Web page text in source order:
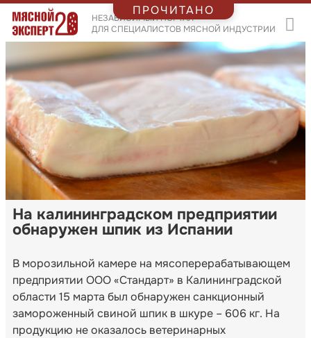
НЕЗАВИСИМЫЙ ПОРТАЛ
ДЛЯ СПЕЦИАЛИСТОВ МЯСНОЙ ИНДУСТРИИ
На калининградском предприятии
обнаружен шпик из Испании
В морозильной камере на мясоперерабатывающем
предприятии ООО «Стандарт» в Калининградской
области 15 марта был обнаружен санкционный
замороженный свиной шпик в шкуре – 606 кг. На
продукцию не оказалось ветеринарных
ПРОЧИТАНО